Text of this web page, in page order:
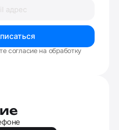
согласие на обработку